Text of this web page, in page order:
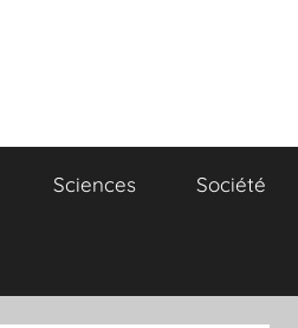
Sciences Société